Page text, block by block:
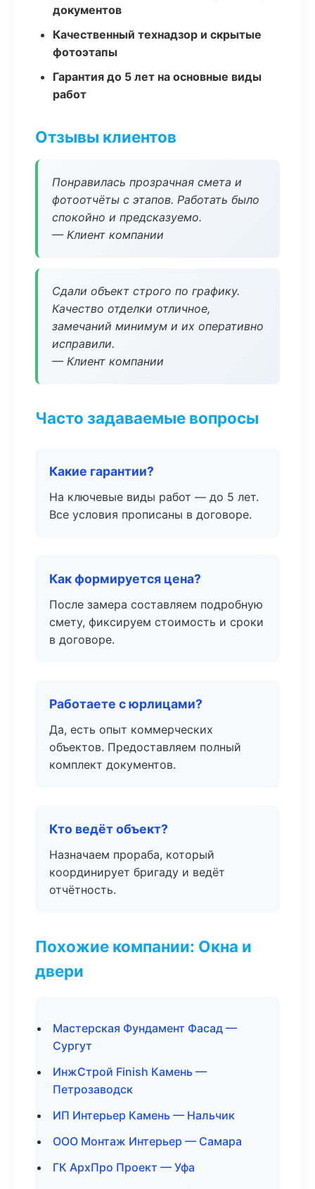
документов
Качественный технадзор и скрытые
фотоэтапы
Гарантия до 5 лет на основные виды
работ
Отзывы клиентов
Понравилась прозрачная смета и
фотоотчёты с этапов. Работать было
спокойно и предсказуемо.
— Клиент компании
Сдали объект строго по графику.
Качество отделки отличное,
замечаний минимум и их оперативно
исправили.
— Клиент компании
Часто задаваемые вопросы
Какие гарантии?
На ключевые виды работ — до 5 лет.
Все условия прописаны в договоре.
Как формируется цена?
После замера составляем подробную
смету, фиксируем стоимость и сроки
в договоре.
Работаете с юрлицами?
Да, есть опыт коммерческих
объектов. Предоставляем полный
комплект документов.
Кто ведёт объект?
Назначаем прораба, который
координирует бригаду и ведёт
отчётность.
Похожие компании: Окна и
двери
Мастерская Фундамент Фасад —
Сургут
ИнжСтрой Finish Камень —
Петрозаводск
ИП Интерьер Камень — Нальчик
ООО Монтаж Интерьер — Самара
ГК АрхПро Проект — Уфа